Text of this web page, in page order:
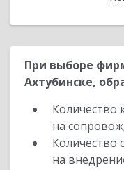
При выборе
Ахтубинске,
Количество
на
Количество
на